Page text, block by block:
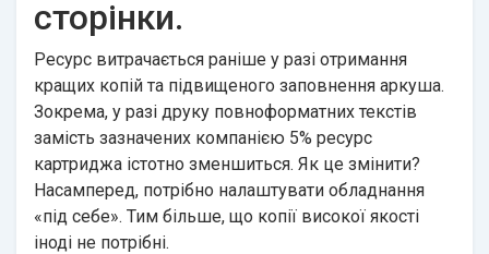
сторінки.
Ресурс витрачається раніше у разі отримання
кращих копій та підвищеного заповнення аркуша.
Зокрема, у разі друку повноформатних текстів
замість зазначених компанією 5% ресурс
картриджа істотно зменшиться. Як це змінити?
Насамперед, потрібно налаштувати обладнання
«під себе». Тим більше, що копії високої якості
іноді не потрібні.